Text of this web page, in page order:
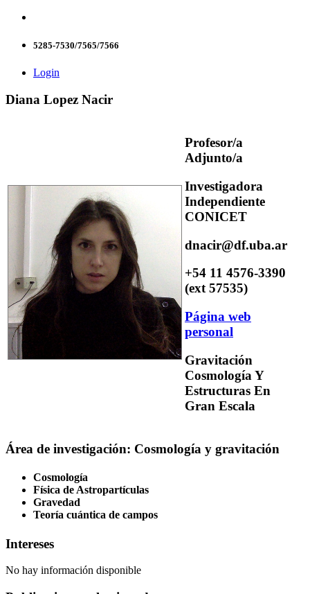
5285-7530/7565/7566
Login
Diana Lopez Nacir
Profesor/a
Adjunto/a
Investigadora
Independiente
CONICET
dnacir@df.uba.ar
+54 11 4576-3390
(ext 57535)
Página web
personal
Gravitación
Cosmología Y
Estructuras En
Gran Escala
Área de investigación: Cosmología y gravitación
Cosmología
Física de Astropartículas
Gravedad
Teoría cuántica de campos
Intereses
No hay información disponible